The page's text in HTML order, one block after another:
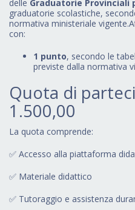
delle Graduatorie Provinciali
graduatorie scolastiche,
normativa ministeriale
con:
1 punto, secondo le
previste dalla normativa
Quota di
1.500,00
La quota comprende:
✅ Accesso alla piattaforma
✅ Materiale didattico
✅ Tutoraggio e assistenza